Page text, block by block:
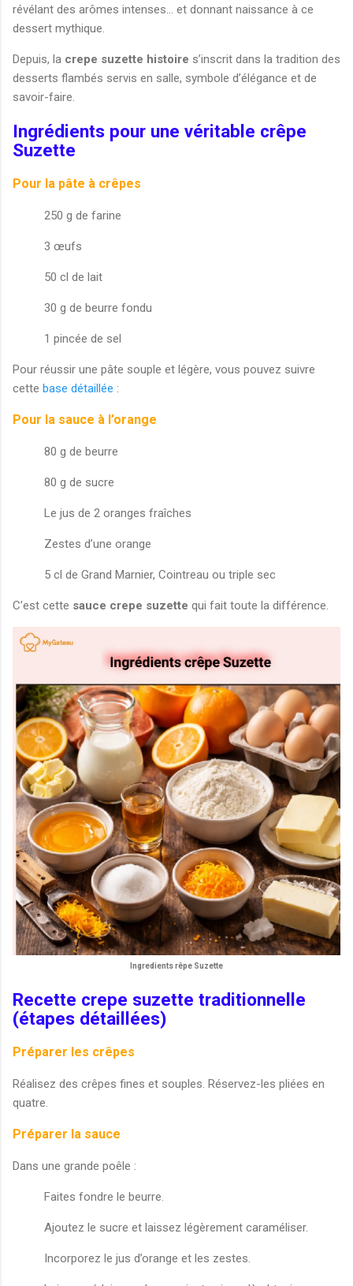
révélant des arômes intenses… et donnant naissance à ce
dessert mythique.
Depuis, la crepe suzette histoire s’inscrit dans la tradition des
desserts flambés servis en salle, symbole d’élégance et de
savoir-faire.
Ingrédients pour une véritable crêpe
Suzette
Pour la pâte à crêpes
250 g de farine
3 œufs
50 cl de lait
30 g de beurre fondu
1 pincée de sel
Pour réussir une pâte souple et légère, vous pouvez suivre
cette base détaillée :
Pour la sauce à l’orange
80 g de beurre
80 g de sucre
Le jus de 2 oranges fraîches
Zestes d’une orange
5 cl de Grand Marnier, Cointreau ou triple sec
C’est cette sauce crepe suzette qui fait toute la différence.
Ingredients rêpe Suzette
Recette crepe suzette traditionnelle
(étapes détaillées)
Préparer les crêpes
Réalisez des crêpes fines et souples. Réservez-les pliées en
quatre.
Préparer la sauce
Dans une grande poêle :
Faites fondre le beurre.
Ajoutez le sucre et laissez légèrement caraméliser.
Incorporez le jus d’orange et les zestes.